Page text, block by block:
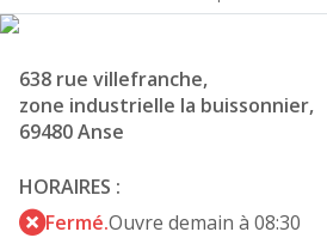
638 rue villefranche,
zone industrielle la buissonnier,
69480 Anse
HORAIRES :
Fermé.Ouvre demain à 08:30